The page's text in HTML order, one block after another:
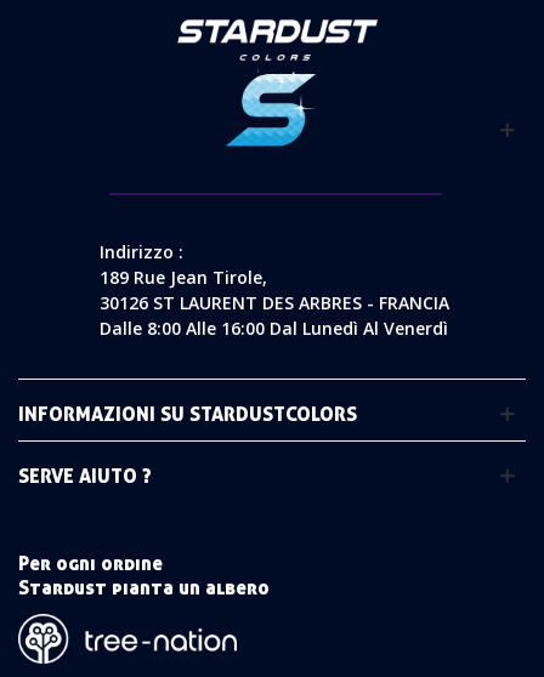
Indirizzo :
189 Rue Jean Tirole,
30126 ST LAURENT DES ARBRES - FRANCIA
Dalle 8:00 Alle 16:00 Dal Lunedì Al Venerdì
INFORMAZIONI SU STARDUSTCOLORS
SERVE AIUTO ?
Per ogni ordine
Stardust pianta un albero